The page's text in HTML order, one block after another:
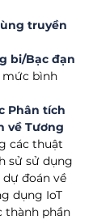
truyền
bi/Bạc đạn
mức bình
Phân tích
về Tương
các thuật
sử sử dụng
đoán về
dụng IoT
thành phần